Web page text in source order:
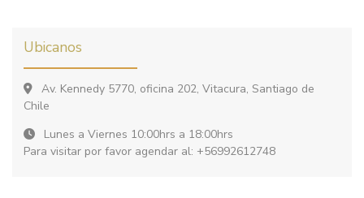
Ubicanos
Av. Kennedy 5770, oficina 202, Vitacura, Santiago de
Chile
Lunes a Viernes 10:00hrs a 18:00hrs
Para visitar por favor agendar al: +56992612748